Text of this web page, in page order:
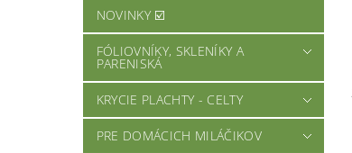
NOVINKY ☑️
FÓLIOVNÍKY, SKLENÍKY A
PARENISKÁ
KRYCIE PLACHTY - CELTY
PRE DOMÁCICH MILÁČIKOV